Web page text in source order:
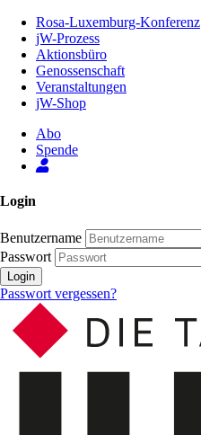
Inhalt
Seite
Rosa-Luxemburg-Konferenz
jW-Prozess
Aktionsbüro
Genossenschaft
Veranstaltungen
jW-Shop
Abo
Spende
Login
Benutzername
Passwort
Login
Passwort vergessen?